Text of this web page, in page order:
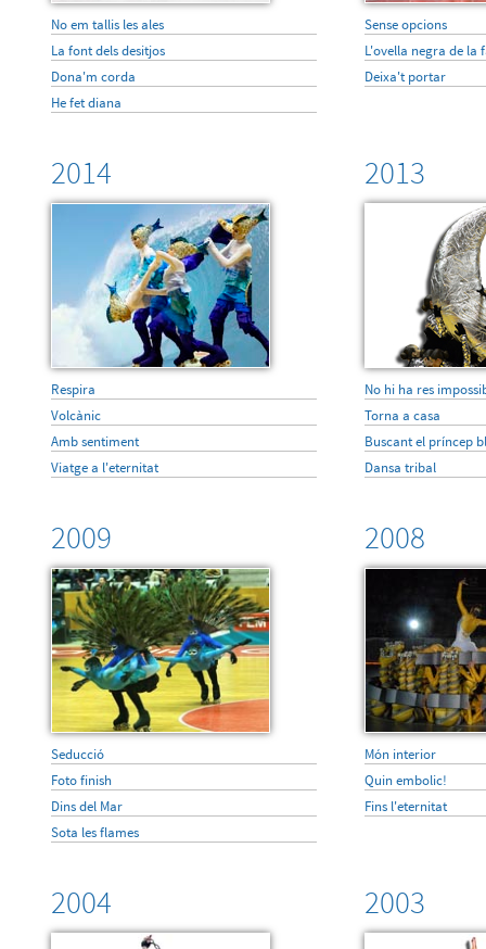
No em tallis les ales
La font dels desitjos
Dona'm corda
He fet diana
Sense opcions
L'ovella negra de la
Deixa't portar
2014
Respira
Volcànic
Amb sentiment
Viatge a l'eternitat
2013
No hi ha res
Torna a casa
Buscant el príncep
Dansa tribal
2009
Seducció
Foto finish
Dins del Mar
Sota les flames
2008
Món interior
Quin embolic!
Fins l'eternitat
2004 2003